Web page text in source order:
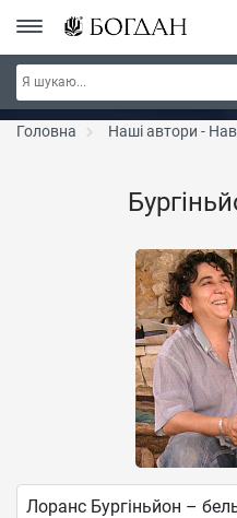
РОЗПРОДАЖ ~ 150 грн ~ 200 грн ~
300 грн ~ РОЗПРОДАЖ
Головна Наші автори -
Лоранс Бургіньйон –